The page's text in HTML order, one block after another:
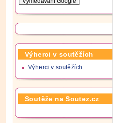
Výherci v soutěžích
Výherci v soutěžích
Soutěže na Soutez.cz